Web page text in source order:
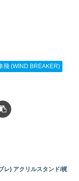
飛 (WIND BREAKER)
レ) アクリルスタンド/梶